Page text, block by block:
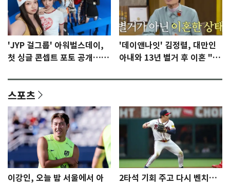
'JYP 걸그룹' 아워벌스데이,
첫 싱글 콘셉트 포토 공개…청
'데이앤나잇' 김정렬, 대만인
아내와 13년 별거 후 이혼 "술
스포츠
이강인, 오늘 밤 서울에서 아
2타석 기회 주고 다시 벤치…